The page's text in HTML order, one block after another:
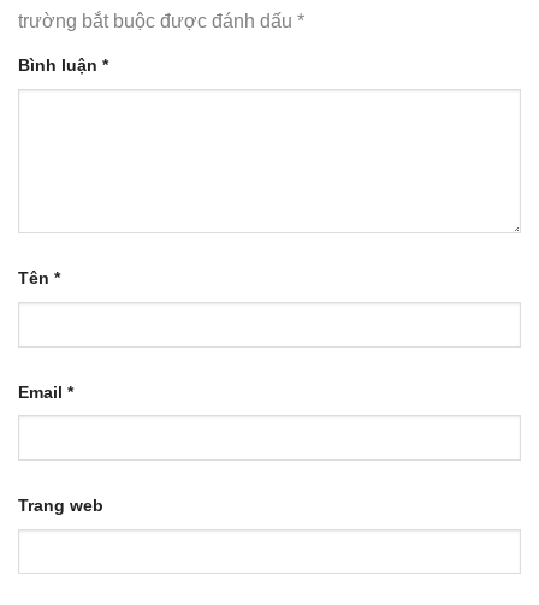
trường bắt buộc được đánh dấu *
Bình luận *
Tên *
Email *
Trang web